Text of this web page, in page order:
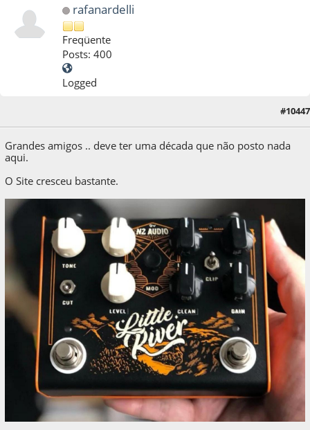
rafanardelli
Freqüente
Posts: 400
Logged
: 20 de February de 2024, as 20:03:22
#10447
Grandes amigos .. deve ter uma década que não posto nada
aqui.
O Site cresceu bastante.